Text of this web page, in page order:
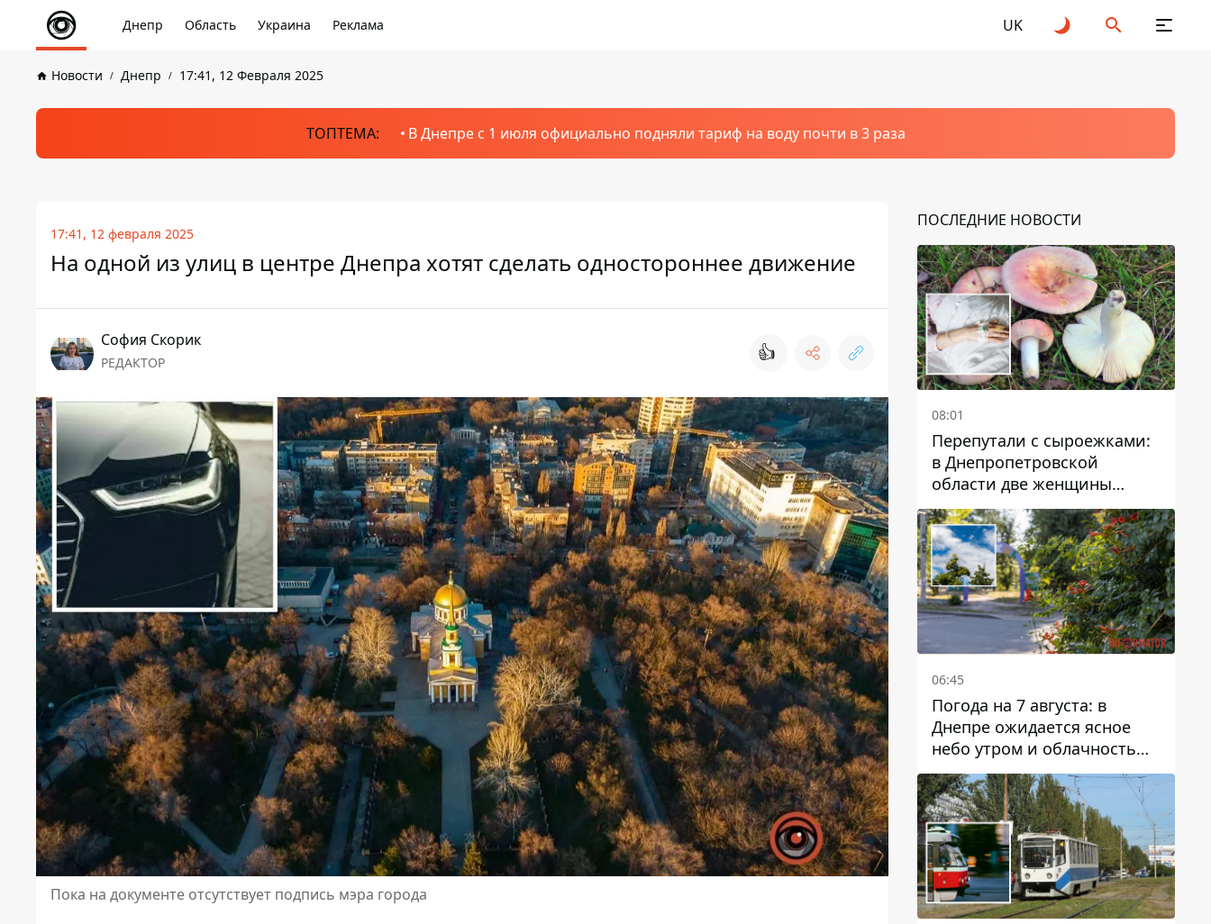
Днепр Область Украина Реклама UK
Новости Днепр 17:41, 12 Февраля 2025
ТОПТЕМА: В Днепре с 1 июля официально подняли тариф на воду почти в 3 раза
17:41, 12 февраля 2025
На одной из улиц в центре Днепра хотят сделать одностороннее движение
София Скорик
РЕДАКТОР 👍
Пока на документе отсутствует подпись мэра города
ПОСЛЕДНИЕ НОВОСТИ
08:01
Перепутали с сыроежками:
в Днепропетровской
области две женщины
отравились грибами
06:45
Погода на 7 августа: в
Днепре ожидается ясное
небо утром и облачность
после обеда